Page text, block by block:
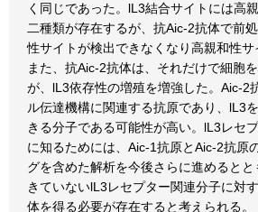
く同じであった。lL3結合サイトには高
二種類が存在するが、抗Aic-2抗体で前
性サイトが検出できなくなり高親和性サ
また、抗Aic-2抗体は、それだけで細胞
が、lL3依存性の増殖を増強した。Aic-2
ル伝達機構に関連する抗原であり、lL3
きる分子である可能性が高い。lL3レセ
に知るためには、Aic-1抗原とAic-2抗原
グを含めた解析を今後さらに進めると
きていないlL3レセプター関連分子に対
体を得る必要が存在すると考えられる。